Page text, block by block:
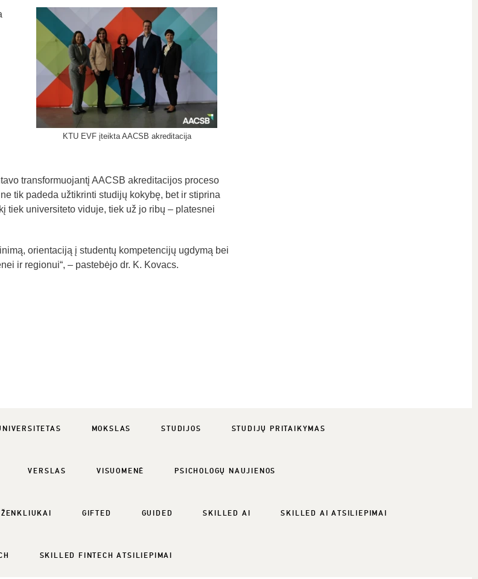
KTU EVF įteikta AACSB akreditacija
transformuojantį AACSB akreditacijos proceso
tik padeda užtikrinti studijų kokybę, bet ir stiprina
tiek universiteto viduje, tiek už jo ribų – platesnei
orientaciją į studentų kompetencijų ugdymą bei
ir regionui“, – pastebėjo dr. K. Kovacs.
MOKSLAS STUDIJOS STUDIJŲ PRITAIKYMAS
VERSLAS VISUOMENĖ PSICHOLOGŲ NAUJIENOS
GIFTED GUIDED SKILLED AI SKILLED AI ATSILIEPIMAI
SKILLED FINTECH ATSILIEPIMAI